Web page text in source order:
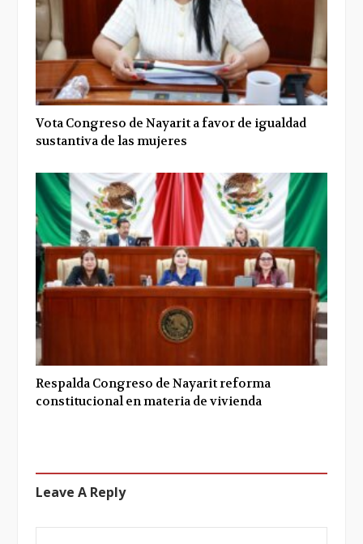
Vota Congreso de Nayarit a favor de igualdad
sustantiva de las mujeres
Respalda Congreso de Nayarit reforma
constitucional en materia de vivienda
Leave A Reply